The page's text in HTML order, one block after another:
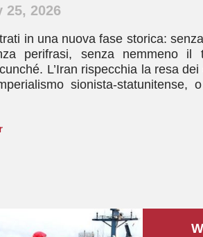
25, 2026
in una nuova fase storica:
perifrasi, senza nemmeno il
L’Iran rispecchia la resa
sionista-statunitense,